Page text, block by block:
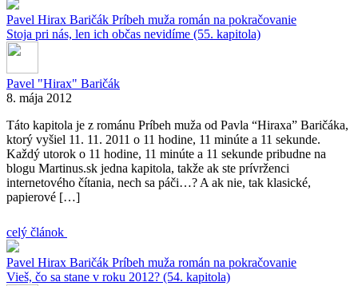
Pavel Hirax Baričák Príbeh muža román na pokračovanie
Stoja pri nás, len ich občas nevidíme (55. kapitola)
Pavel "Hirax" Baričák
8. mája 2012
Táto kapitola je z románu Príbeh muža od Pavla “Hiraxa” Baričáka,
ktorý vyšiel 11. 11. 2011 o 11 hodine, 11 minúte a 11 sekunde.
Každý utorok o 11 hodine, 11 minúte a 11 sekunde pribudne na
blogu Martinus.sk jedna kapitola, takže ak ste prívrženci
internetového čítania, nech sa páči…? A ak nie, tak klasické,
papierové […]
celý článok
Pavel Hirax Baričák Príbeh muža román na pokračovanie
Vieš, čo sa stane v roku 2012? (54. kapitola)